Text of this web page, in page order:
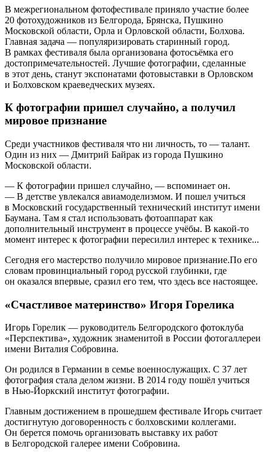
В межрегиональном фотофестивале приняло участие более
20 фотохудожников из Белгорода, Брянска, Пушкино
Московской области, Орла и Орловской области, Болхова.
Главная задача — популяризировать старинный город.
В рамках фестиваля была организована фотосъёмка его
достопримечательностей. Лучшие фотографии, сделанные
в этот день, станут экспонатами фотовыставки в Орловском
и Болховском краеведческих музеях.
К фотографии пришел случайно, а получил
мировое признание
Среди участников фестиваля что ни личность, то — талант.
Один из них — Дмитрий Байрак из города Пушкино
Московской области.
— К фотографии пришел случайно, — вспоминает он.
— В детстве увлекался авиамоделизмом. И пошел учиться
в Московский государственный технический институт имени
Баумана. Там я стал использовать фотоаппарат как
дополнительный инструмент в процессе учёбы. В какой-то
момент интерес к фотографии пересилил интерес к технике...
Сегодня его мастерство получило мировое признание.По его
словам провинциальный город русской глубинки, где
он оказался впервые, сразил его тем, что здесь все настоящее.
«Счастливое материнство» Игоря Горелика
Игорь Горелик — руководитель Белгородского фотоклуба
«Перспектива», художник знаменитой в России фотогаллереи
имени Виталия Собровина.
Он родился в Германии в семье военнослужащих. С 37 лет
фотография стала делом жизни. В 2014 году пошёл учиться
в Нью-Йоркский институт фотографии.
Главным достижением в прошедшем фестивале Игорь считает
достигнутую договоренность с болховскими коллегами.
Он берется помочь организовать выставку их работ
в Белгородской галерее имени Собровина.